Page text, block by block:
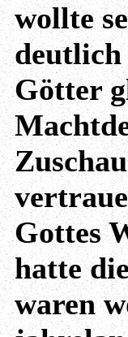
wollte
deutlich
Götter
Gottes
hatte
waren